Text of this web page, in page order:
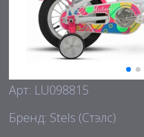
Арт: LU098815
Бренд: Stels (Стэлс)